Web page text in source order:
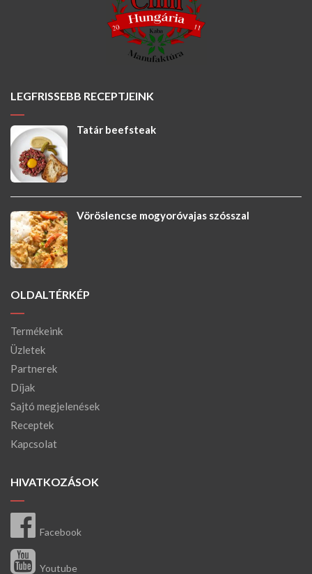
LEGFRISSEBB RECEPTJEINK
Tatár beefsteak
Vöröslencse mogyoróvajas szósszal
OLDALTÉRKÉP
Termékeink
Üzletek
Partnerek
Díjak
Sajtó megjelenések
Receptek
Kapcsolat
HIVATKOZÁSOK
Facebook
Youtube